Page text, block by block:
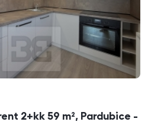
2+kk 59 m², Pardubice -